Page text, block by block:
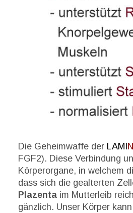
Die Geheimwaffe der LAMI
FGF2). Diese Verbindung
Körperorgane, in welchem
dass sich die gealterten
Plazenta im Mutterleib
gänzlich. Unser Körper